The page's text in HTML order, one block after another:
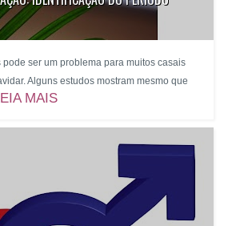
pode ser um problema para muitos casais
Alguns estudos mostram mesmo que
MAIS